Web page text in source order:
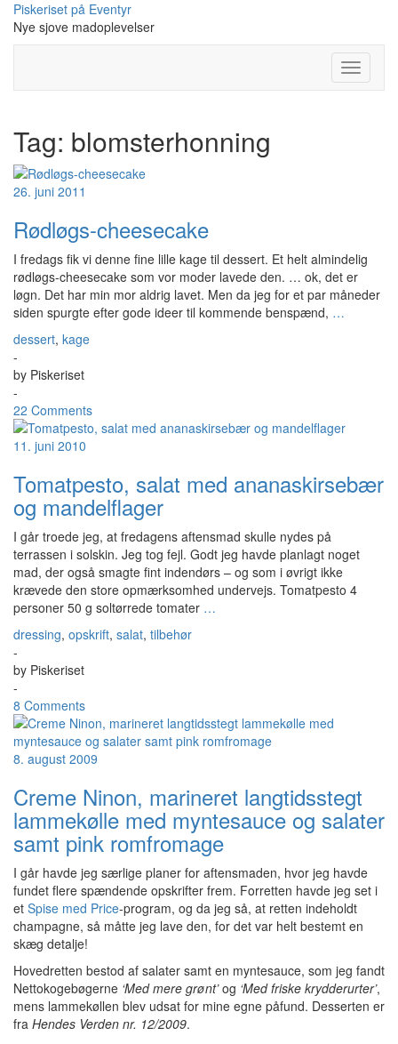
Skip
content
Piskeriset på Eventyr
Nye sjove madoplevelser
Toggle
Tag: blomsterhonning
26. juni 2011
Rødløgs-cheesecake
I fredags fik vi denne fine lille kage til dessert. Et helt almindelig
rødløgs-cheesecake som vor moder lavede den. … ok, det er
løgn. Det har min mor aldrig lavet. Men da jeg for et par måneder
siden spurgte efter gode ideer til kommende benspænd, …
dessert, kage
-
by Piskeriset
-
22 Comments
11. juni 2010
Tomatpesto, salat med ananaskirsebær
og mandelflager
I går troede jeg, at fredagens aftensmad skulle nydes på
terrassen i solskin. Jeg tog fejl. Godt jeg havde planlagt noget
mad, der også smagte fint indendørs – og som i øvrigt ikke
krævede den store opmærksomhed undervejs. Tomatpesto 4
personer 50 g soltørrede tomater …
dressing, opskrift, salat, tilbehør
-
by Piskeriset
-
8 Comments
8. august 2009
Creme Ninon, marineret langtidsstegt
lammekølle med myntesauce og salater
samt pink romfromage
I går havde jeg særlige planer for aftensmaden, hvor jeg havde
fundet flere spændende opskrifter frem. Forretten havde jeg set i
et Spise med Price-program, og da jeg så, at retten indeholdt
champagne, så måtte jeg lave den, for det var helt bestemt en
skæg detalje!
Hovedretten bestod af salater samt en myntesauce, som jeg fandt
Nettokogebøgerne ‘Med mere grønt’og ‘Med friske krydderurter’,
mens lammekøllen blev udsat for mine egne påfund. Desserten er
fra Hendes Verden nr. 12/2009.